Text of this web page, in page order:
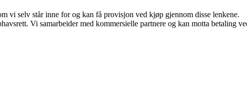
vi selv står inne for og kan få provisjon ved kjøp gjennom disse lenkene.
Vi samarbeider med kommersielle partnere og kan motta betaling